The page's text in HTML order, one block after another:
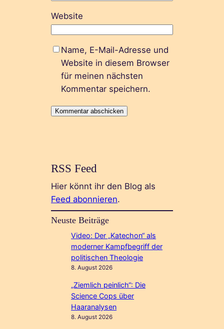
Website
Name, E-Mail-Adresse und
Website in diesem Browser
für meinen nächsten
Kommentar speichern.
RSS Feed
Hier könnt ihr den Blog als
Feed abonnieren.
Neuste Beiträge
Video: Der „Katechon“ als
moderner Kampfbegriff der
politischen Theologie
8. August 2026
„Ziemlich peinlich“: Die
Science Cops über
Haaranalysen
8. August 2026